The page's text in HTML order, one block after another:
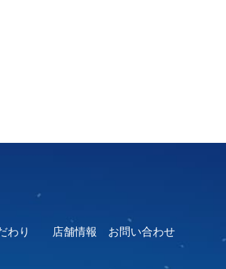
わり 店舗情報 お問い合わせ